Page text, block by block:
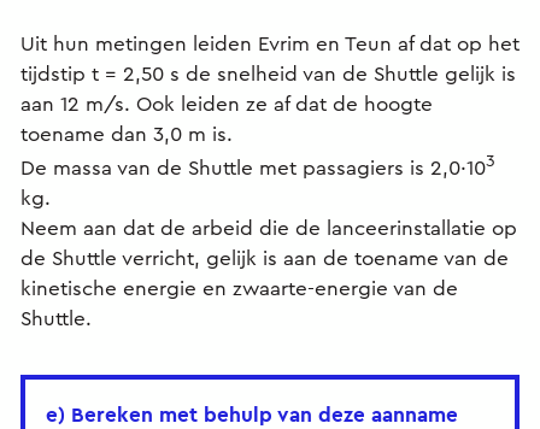
Uit hun metingen leiden Evrim en Teun af dat op het
tijdstip t = 2,50 s de snelheid van de Shuttle gelijk is
aan 12 m/s. Ook leiden ze af dat de hoogte
toename dan 3,0 m is.
De massa van de Shuttle met passagiers is 2,0·103
kg.
Neem aan dat de arbeid die de lanceerinstallatie op
de Shuttle verricht, gelijk is aan de toename van de
kinetische energie en zwaarte-energie van de
Shuttle.
e) Bereken met behulp van deze aanname